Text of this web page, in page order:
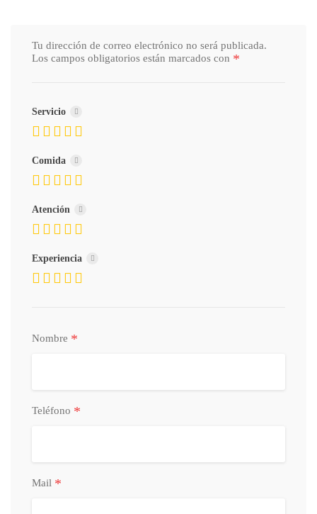
Tu dirección de correo electrónico no será publicada.
Los campos obligatorios están marcados con *
Servicio
Comida
Atención
Experiencia
Nombre *
Teléfono *
Mail *